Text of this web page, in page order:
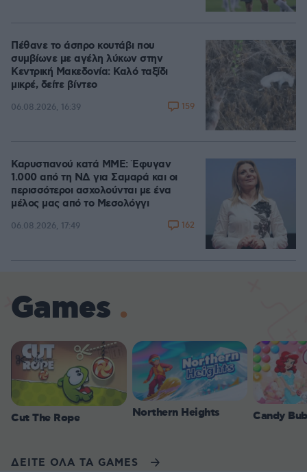
Πέθανε το άσπρο κουτάβι που
συμβίωνε με αγέλη λύκων στην
Κεντρική Μακεδονία: Καλό ταξίδι
μικρέ, δείτε βίντεο
06.08.2026, 16:39 159
Καρυστιανού κατά ΜΜΕ: Έφυγαν
1.000 από τη ΝΔ για Σαμαρά και οι
περισσότεροι ασχολούνται με ένα
μέλος μας από το Μεσολόγγι
06.08.2026, 17:49 162
Games
Cut The Rope Northern Heights Candy
ΔΕΙΤΕ ΟΛΑ ΤΑ GAMES